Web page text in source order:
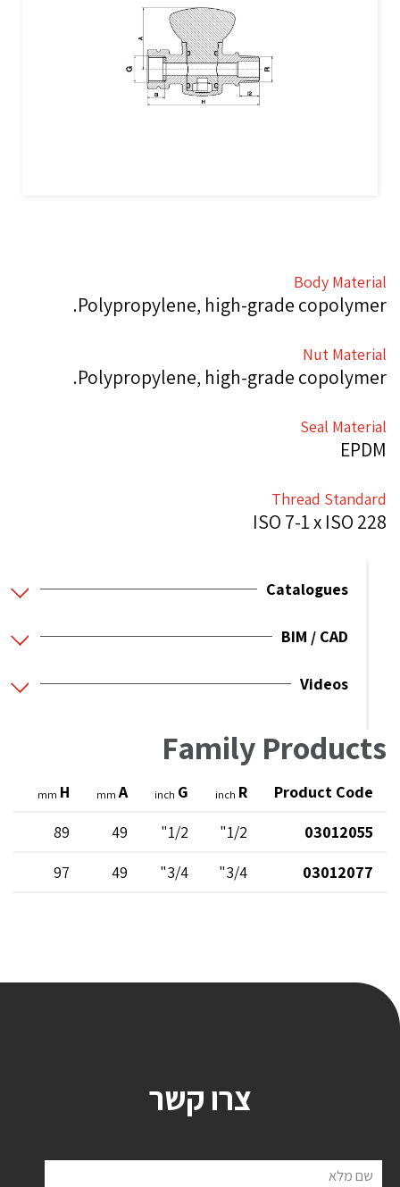
Body Material
Polypropylene, high-grade copolymer.
Nut Material
Polypropylene, high-grade copolymer.
Seal Material
EPDM
Thread Standard
ISO 7-1 x ISO 228
Catalogues
BIM / CAD
Videos
Family Products
Product Code
R
inch
G
inch
A
mm
H
mm
03012055
1/2"
1/2"
49
89
03012077
3/4"
3/4"
49
97
צרו קשר
שם מלא